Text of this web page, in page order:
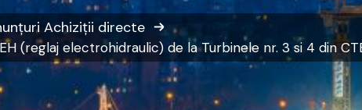
Achiziții directe
(reglaj electrohidraulic) de la Turbinele nr. 3 si 4 din